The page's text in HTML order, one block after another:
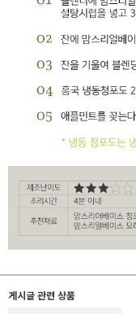
게시글 관련 상품